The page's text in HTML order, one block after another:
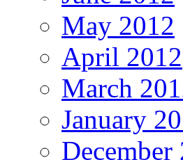
May 2012
April 2012
March
January
December